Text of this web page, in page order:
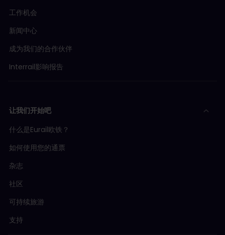
工作机会
新闻中心
成为我们的合作伙伴
Interrail影响报告
让我们开始吧
什么是Eurail欧铁？
如何使用您的通票
杂志
社区
可持续旅游
支持